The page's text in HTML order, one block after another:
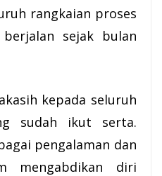
rangkaian proses
sejak bulan
kepada seluruh
sudah ikut serta.
pengalaman dan
mengabdikan diri